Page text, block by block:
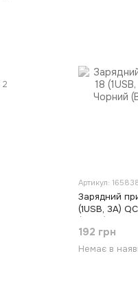
Артикул:
Зарядний
(1USB, 3А)
192 грн
Немає в
2